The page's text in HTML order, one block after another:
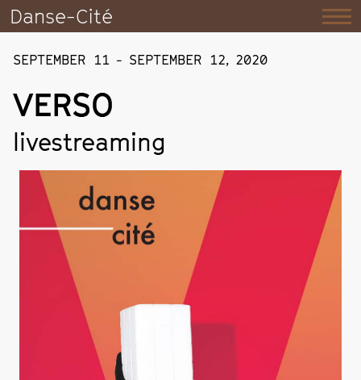
Danse-Cité
SEPTEMBER 11 - SEPTEMBER 12, 2020
VERSO
livestreaming